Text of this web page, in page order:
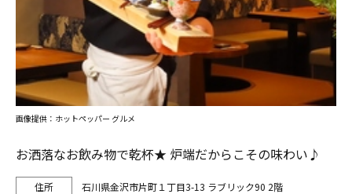
お洒落なお飲み物で乾杯★ 炉端だからこその味わい♪
石川県金沢市片町１丁目3-13 ラブリック90 2階
画像提供：ホットペッパー グルメ